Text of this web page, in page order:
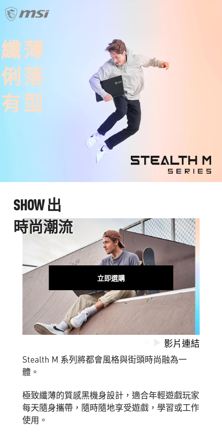
纖薄
俐 落
有型
SHOW 出
時尚潮流
立即選購
影片連結
Stealth M 系列將都會風格與街頭時尚融為一
體。
極致纖薄的質感黑機身設計，適合年輕遊戲玩家
每天隨身攜帶，隨時隨地享受遊戲，學習或工作
使用。